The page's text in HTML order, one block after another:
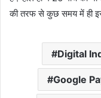
की तरफ से कुछ समय में ही इस
Digital
Google